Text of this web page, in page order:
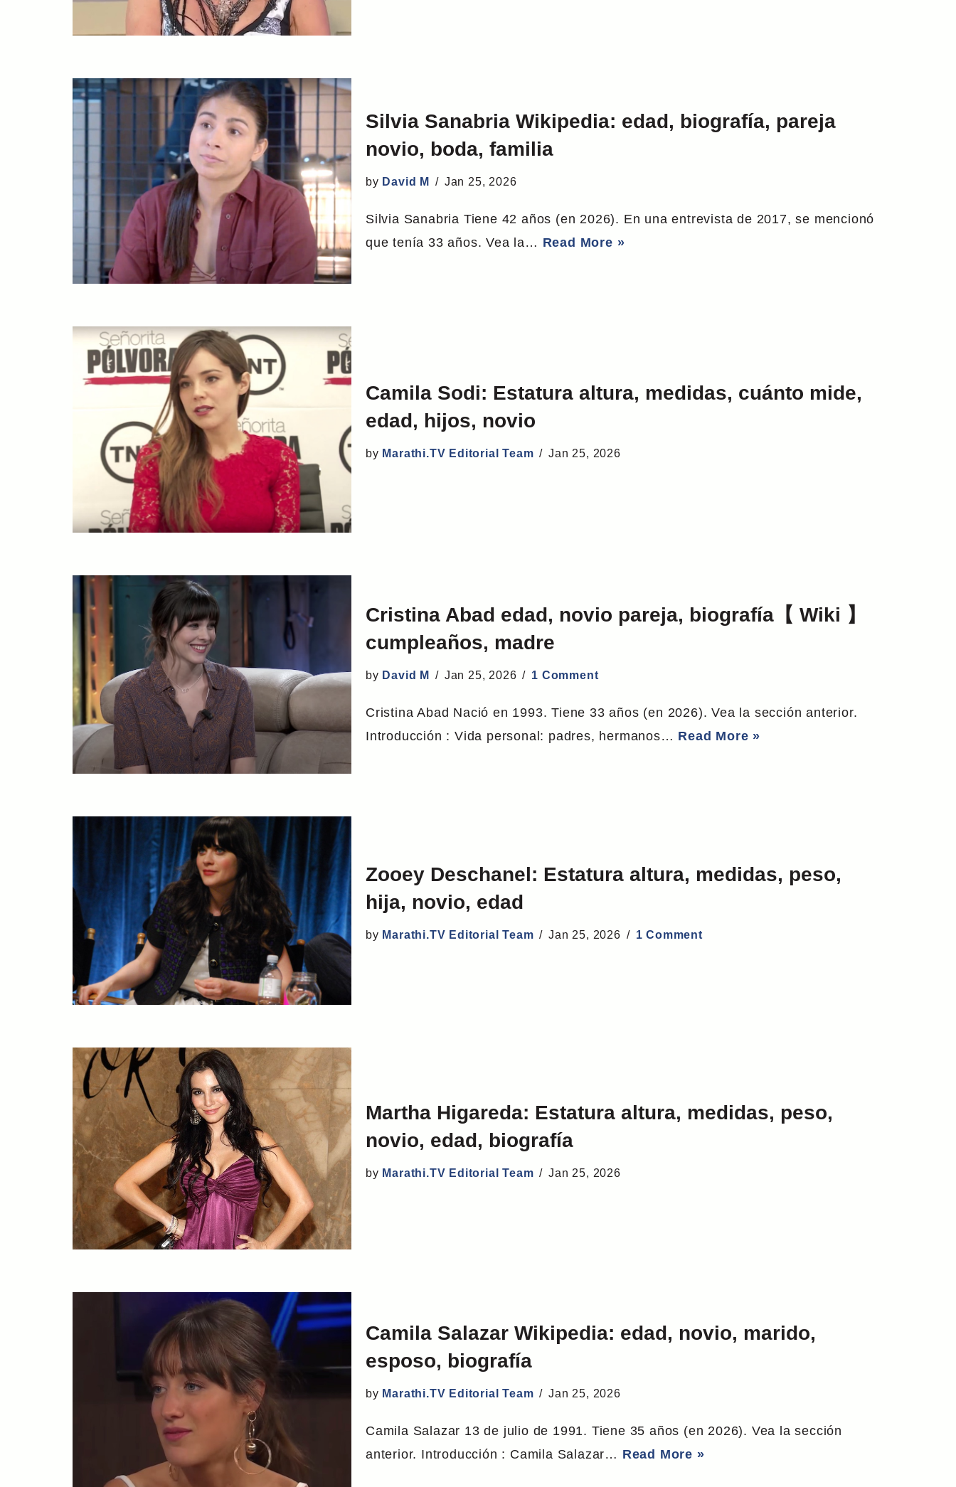
Silvia Sanabria Wikipedia: edad, biografía, pareja
novio, boda, familia
by David M Jan 25, 2026
Silvia Sanabria Tiene 42 años (en 2026). En una entrevista de 2017, se mencionó
que tenía 33 años. Vea la… Read More »
Camila Sodi: Estatura altura, medidas, cuánto mide,
edad, hijos, novio
by Marathi.TV Editorial Team Jan 25, 2026
Cristina Abad edad, novio pareja, biografía【 Wiki 】
cumpleaños, madre
by David M Jan 25, 2026 1 Comment
Cristina Abad Nació en 1993. Tiene 33 años (en 2026). Vea la sección anterior.
Introducción : Vida personal: padres, hermanos… Read More »
Zooey Deschanel: Estatura altura, medidas, peso,
hija, novio, edad
by Marathi.TV Editorial Team Jan 25, 2026 1 Comment
Martha Higareda: Estatura altura, medidas, peso,
novio, edad, biografía
by Marathi.TV Editorial Team Jan 25, 2026
Camila Salazar Wikipedia: edad, novio, marido,
esposo, biografía
by Marathi.TV Editorial Team Jan 25, 2026
Camila Salazar 13 de julio de 1991. Tiene 35 años (en 2026). Vea la sección
anterior. Introducción : Camila Salazar… Read More »